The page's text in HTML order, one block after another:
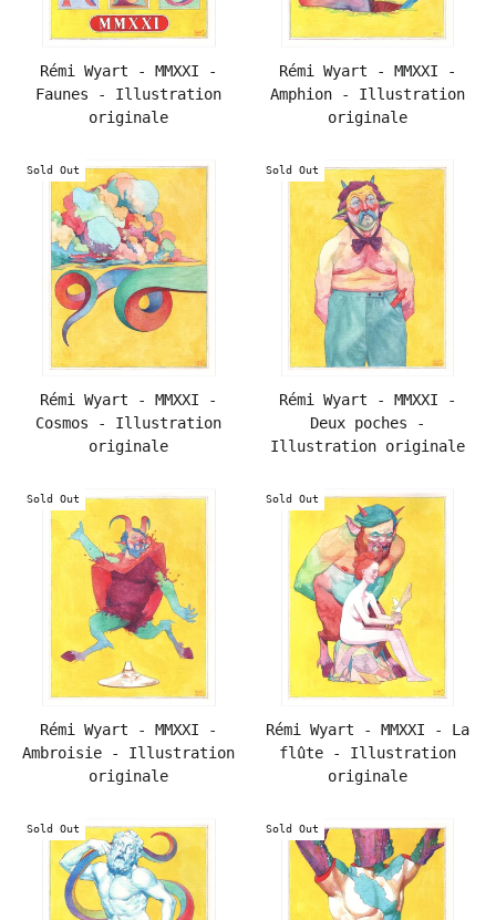
Rémi Wyart - MMXXI -
Faunes - Illustration
originale
Rémi Wyart - MMXXI -
Amphion - Illustration
originale
Sold Out
Rémi Wyart - MMXXI -
Cosmos - Illustration
originale
Sold Out
Rémi Wyart - MMXXI -
Deux poches -
Illustration originale
Sold Out
Rémi Wyart - MMXXI -
Ambroisie - Illustration
originale
Sold Out
Rémi Wyart - MMXXI - La
flûte - Illustration
originale
Sold Out Sold Out